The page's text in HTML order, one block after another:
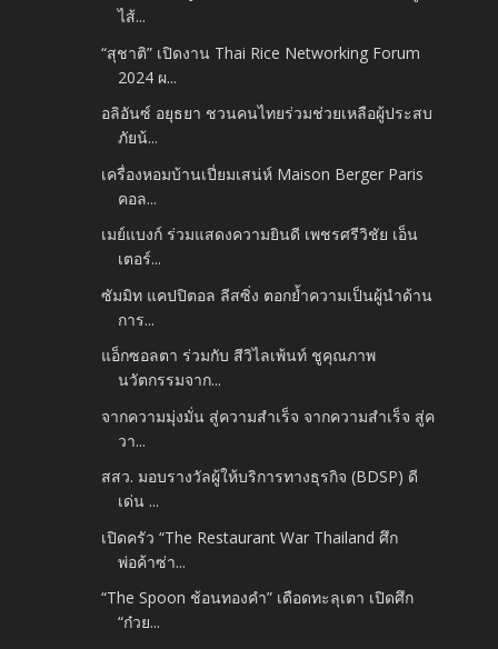
ไส้...
“สุชาติ” เปิดงาน Thai Rice Networking Forum
2024 ผ...
อลิอันซ์ อยุธยา ชวนคนไทยร่วมช่วยเหลือผู้ประสบ
ภัยน้...
เครื่องหอมบ้านเปี่ยมเสน่ห์ Maison Berger Paris
คอล...
เมย์แบงก์ ร่วมแสดงความยินดี เพชรศรีวิชัย เอ็น
เตอร์...
ซัมมิท แคปปิตอล ลีสซิ่ง ตอกย้ำความเป็นผู้นำด้าน
การ...
แอ็กซอลตา ร่วมกับ สีวิไลเพ้นท์ ชูคุณภาพ
นวัตกรรมจาก...
จากความมุ่งมั่น สู่ความสำเร็จ จากความสำเร็จ สู่ค
วา...
สสว. มอบรางวัลผู้ให้บริการทางธุรกิจ (BDSP) ดี
เด่น ...
เปิดครัว “The Restaurant War Thailand ศึก
พ่อค้าซ่า...
“The Spoon ช้อนทองคำ” เดือดทะลุเตา เปิดศึก
“ก๋วย...